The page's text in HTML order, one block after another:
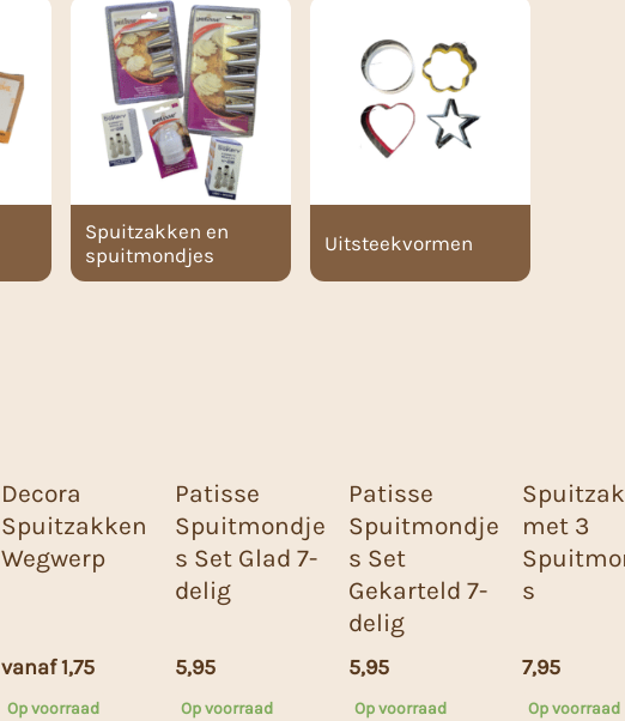
Spuitzakken en
spuitmondjes
Uitsteekvormen
Decora
Spuitzakken
Wegwerp
vanaf1,75
Op voorraad
Patisse
Spuitmondje
s Set Glad 7-
delig
5,95
Op voorraad
Patisse
Spuitmondje
s Set
Gekarteld 7-
delig
5,95
Op voorraad
Spuitzak
met 3
s
7,95
Op voorraad